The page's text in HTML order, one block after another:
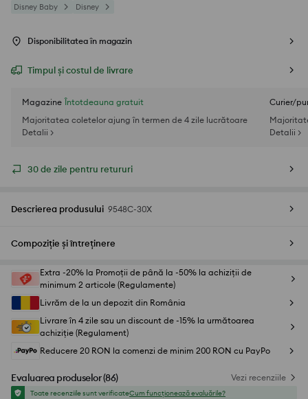
Disney Baby Disney
Disponibilitatea în magazin
Timpul și costul de livrare
Magazine Întotdeauna gratuit
Majoritatea coletelor ajung în termen de 4 zile lucrătoare
Detalii >
Curier/
Detalii >
30 de zile pentru retururi
Descrierea produsului 9548C-30X
Compoziție și întreținere
Extra -20% la Promoții de până la -50% la achiziții de
minimum 2 articole (Regulamente)
Livrăm de la un depozit din România
Livrare în 4 zile sau un discount de -15% la următoarea
achiziție (Regulament)
Reducere 20 RON la comenzi de minim 200 RON cu PayPo
Evaluarea produselor(86) Vezi recenziile
Toate recenziile sunt verificateCum funcționează evaluările?